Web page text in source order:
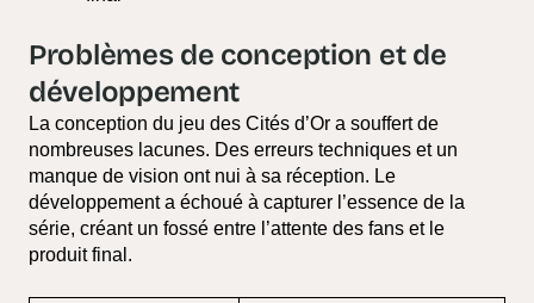
Problèmes de conception et de
développement
La conception du jeu des Cités d’Or a souffert de
nombreuses lacunes. Des erreurs techniques et un
manque de vision ont nui à sa réception. Le
développement a échoué à capturer l’essence de la
série, créant un fossé entre l’attente des fans et le
produit final.